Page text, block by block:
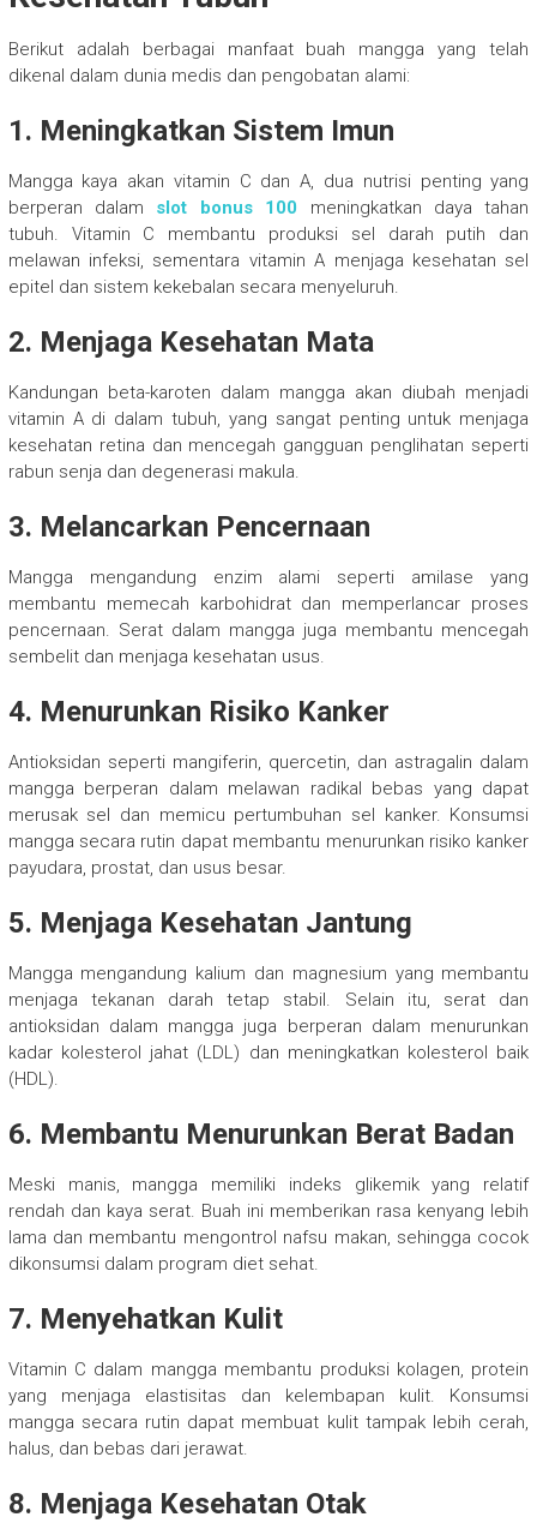
Berikut adalah berbagai manfaat buah mangga yang telah
dikenal dalam dunia medis dan pengobatan alami:
1. Meningkatkan Sistem Imun
Mangga kaya akan vitamin C dan A, dua nutrisi penting yang
berperan dalam slot bonus 100 meningkatkan daya tahan
tubuh. Vitamin C membantu produksi sel darah putih dan
melawan infeksi, sementara vitamin A menjaga kesehatan sel
epitel dan sistem kekebalan secara menyeluruh.
2. Menjaga Kesehatan Mata
Kandungan beta-karoten dalam mangga akan diubah menjadi
vitamin A di dalam tubuh, yang sangat penting untuk menjaga
kesehatan retina dan mencegah gangguan penglihatan seperti
rabun senja dan degenerasi makula.
3. Melancarkan Pencernaan
Mangga mengandung enzim alami seperti amilase yang
membantu memecah karbohidrat dan memperlancar proses
pencernaan. Serat dalam mangga juga membantu mencegah
sembelit dan menjaga kesehatan usus.
4. Menurunkan Risiko Kanker
Antioksidan seperti mangiferin, quercetin, dan astragalin dalam
mangga berperan dalam melawan radikal bebas yang dapat
merusak sel dan memicu pertumbuhan sel kanker. Konsumsi
mangga secara rutin dapat membantu menurunkan risiko kanker
payudara, prostat, dan usus besar.
5. Menjaga Kesehatan Jantung
Mangga mengandung kalium dan magnesium yang membantu
menjaga tekanan darah tetap stabil. Selain itu, serat dan
antioksidan dalam mangga juga berperan dalam menurunkan
kadar kolesterol jahat (LDL) dan meningkatkan kolesterol baik
(HDL).
6. Membantu Menurunkan Berat Badan
Meski manis, mangga memiliki indeks glikemik yang relatif
rendah dan kaya serat. Buah ini memberikan rasa kenyang lebih
lama dan membantu mengontrol nafsu makan, sehingga cocok
dikonsumsi dalam program diet sehat.
7. Menyehatkan Kulit
Vitamin C dalam mangga membantu produksi kolagen, protein
yang menjaga elastisitas dan kelembapan kulit. Konsumsi
mangga secara rutin dapat membuat kulit tampak lebih cerah,
halus, dan bebas dari jerawat.
8. Menjaga Kesehatan Otak